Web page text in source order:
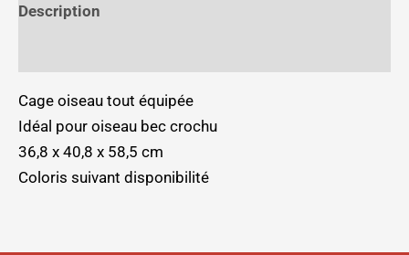
Description
Cage oiseau tout équipée
Idéal pour oiseau bec crochu
36,8 x 40,8 x 58,5 cm
Coloris suivant disponibilité